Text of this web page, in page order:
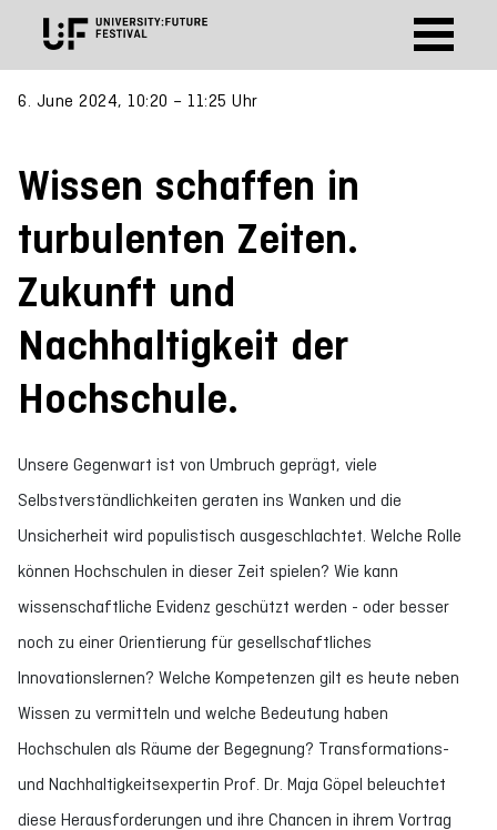
6. June 2024, 10:20 – 11:25 Uhr
Wissen schaffen in
turbulenten Zeiten.
Zukunft und
Nachhaltigkeit der
Hochschule.
Unsere Gegenwart ist von Umbruch geprägt, viele
Selbstverständlichkeiten geraten ins Wanken und die
Unsicherheit wird populistisch ausgeschlachtet. Welche Rolle
können Hochschulen in dieser Zeit spielen? Wie kann
wissenschaftliche Evidenz geschützt werden - oder besser
noch zu einer Orientierung für gesellschaftliches
Innovationslernen? Welche Kompetenzen gilt es heute neben
Wissen zu vermitteln und welche Bedeutung haben
Hochschulen als Räume der Begegnung? Transformations-
und Nachhaltigkeitsexpertin Prof. Dr. Maja Göpel beleuchtet
diese Herausforderungen und ihre Chancen in ihrem Vortrag